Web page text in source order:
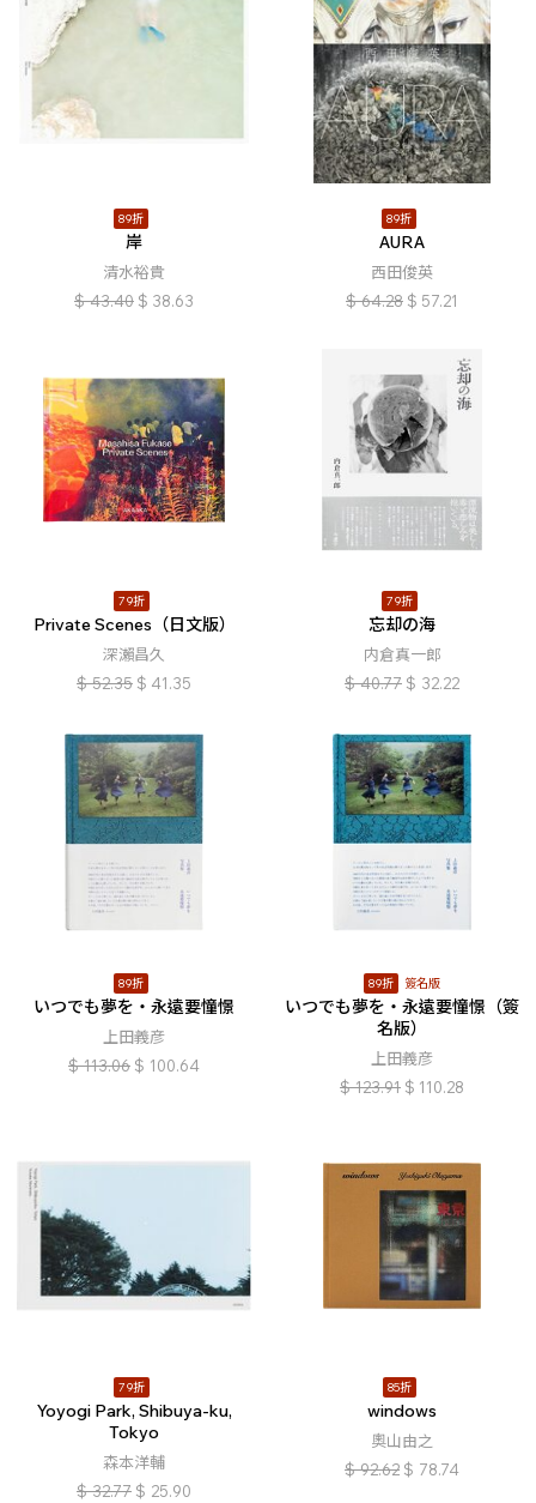
89折
岸
清水裕貴
$ 43.40 $ 38.63
89折
AURA
西田俊英
$ 64.28 $ 57.21
79折
Private Scenes（日文版）
深瀨昌久
$ 52.35 $ 41.35
79折
忘却の海
内倉真一郎
$ 40.77 $ 32.22
89折
いつでも夢を・永遠要憧憬
上田義彦
$ 113.06 $ 100.64
89折 簽名版
いつでも夢を・永遠要憧憬（簽
名版）
上田義彦
$ 123.91 $ 110.28
79折
Yoyogi Park, Shibuya-ku,
Tokyo
森本洋輔
$ 32.77 $ 25.90
85折
windows
奧山由之
$ 92.62 $ 78.74